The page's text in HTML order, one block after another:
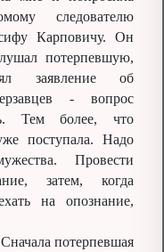
следователю
Карповичу. Он
потерпевшую,
заявление об
- вопрос
Тем более, что
поступала. Надо
Провести
затем, когда
на опознание,
потерпевшая